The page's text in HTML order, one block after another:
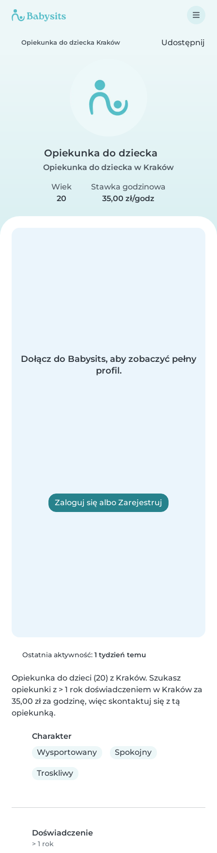
Opiekunka do dziecka Kraków Udostępnij
Opiekunka do dziecka
Opiekunka do dziecka w Kraków
Wiek
20
Stawka godzinowa
35,00 zł/godz
Dołącz do Babysits, aby zobaczyć pełny
profil.
Zaloguj się albo Zarejestruj
Ostatnia aktywność: 1 tydzień temu
Opiekunka do dzieci (20) z Kraków. Szukasz
opiekunki z > 1 rok doświadczeniem w Kraków za
35,00 zł za godzinę, więc skontaktuj się z tą
opiekunką.
Charakter
Wysportowany
Spokojny
Troskliwy
Doświadczenie
> 1 rok